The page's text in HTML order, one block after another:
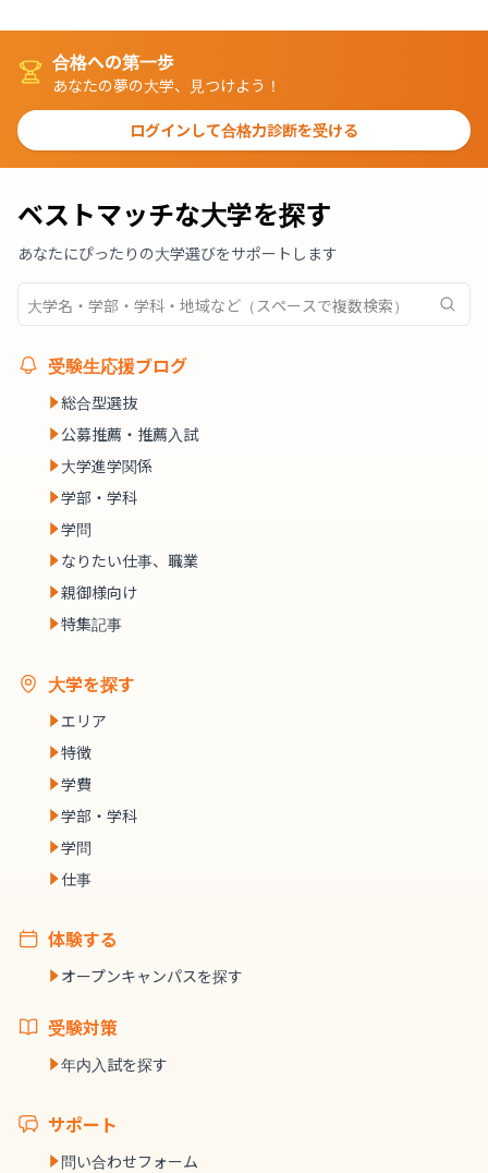
合格への第一歩
あなたの夢の大学、見つけよう！
ログインして合格力診断を受ける
ベストマッチな大学を探す
あなたにぴったりの大学選びをサポートします
受験生応援ブログ
総合型選抜
公募推薦・推薦入試
大学進学関係
学部・学科
学問
なりたい仕事、職業
親御様向け
特集記事
大学を探す
エリア
特徴
学費
学部・学科
学問
仕事
体験する
オープンキャンパスを探す
受験対策
年内入試を探す
サポート
問い合わせフォーム